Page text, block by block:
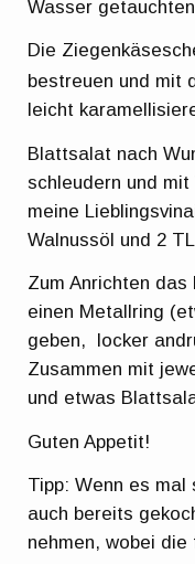
Wasser
Die
bestreuen und mit
leicht
Blattsalat nach
schleudern und
meine
Walnussöl und 2
Zum Anrichten
einen Metallring
geben, locker
Zusammen mit
und etwas
Guten Appetit!
Tipp: Wenn es mal
auch bereits
nehmen, wobei